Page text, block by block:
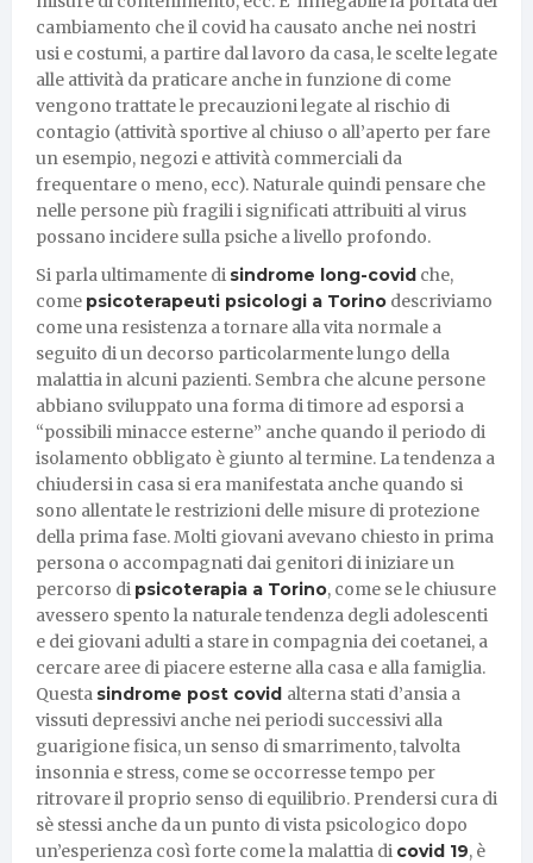
cambiamento che il covid ha causato anche nei nostri
usi e costumi, a partire dal lavoro da casa, le scelte legate
alle attività da praticare anche in funzione di come
vengono trattate le precauzioni legate al rischio di
contagio (attività sportive al chiuso o all’aperto per fare
un esempio, negozi e attività commerciali da
frequentare o meno, ecc). Naturale quindi pensare che
nelle persone più fragili i significati attribuiti al virus
possano incidere sulla psiche a livello profondo.
Si parla ultimamente di sindrome long-covid che,
come psicoterapeuti psicologi a Torino descriviamo
come una resistenza a tornare alla vita normale a
seguito di un decorso particolarmente lungo della
malattia in alcuni pazienti. Sembra che alcune persone
abbiano sviluppato una forma di timore ad esporsi a
“possibili minacce esterne” anche quando il periodo di
isolamento obbligato è giunto al termine. La tendenza a
chiudersi in casa si era manifestata anche quando si
sono allentate le restrizioni delle misure di protezione
della prima fase. Molti giovani avevano chiesto in prima
persona o accompagnati dai genitori di iniziare un
percorso di psicoterapia a Torino, come se le chiusure
avessero spento la naturale tendenza degli adolescenti
e dei giovani adulti a stare in compagnia dei coetanei, a
cercare aree di piacere esterne alla casa e alla famiglia.
Questa sindrome post covid alterna stati d’ansia a
vissuti depressivi anche nei periodi successivi alla
guarigione fisica, un senso di smarrimento, talvolta
insonnia e stress, come se occorresse tempo per
ritrovare il proprio senso di equilibrio. Prendersi cura di
sè stessi anche da un punto di vista psicologico dopo
un’esperienza così forte come la malattia di covid 19, è